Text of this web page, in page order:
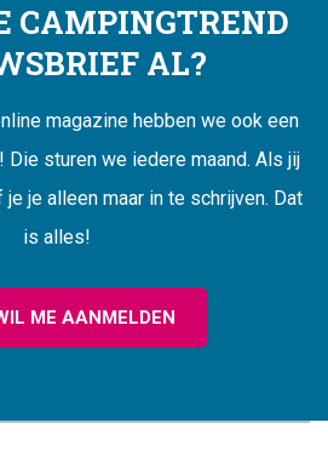
CAMPINGTREND
AL?
magazine hebben we ook een
sturen we iedere maand. Als jij
je alleen maar in te schrijven. Dat
is alles!
ME AANMELDEN